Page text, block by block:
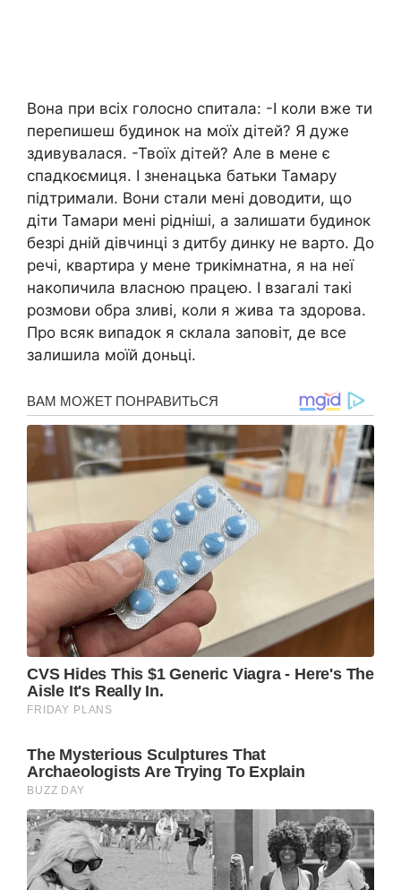
Вона при всіх голосно спитала: -І коли вже ти
перепишеш будинок на моїх дітей? Я дуже
здивувалася. -Твоїх дітей? Але в мене є
спадкоємиця. І зненацька батьки Тамару
підтримали. Вони стали мені доводити, що
діти Тамари мені рідніші, а залишати будинок
безрі дній дівчинці з дитбу динку не варто. До
речі, квартира у мене трикімнатна, я на неї
накопичила власною працею. І взагалі такі
розмови обра зливі, коли я жива та здорова.
Про всяк випадок я склала заповіт, де все
залишила моїй доньці.